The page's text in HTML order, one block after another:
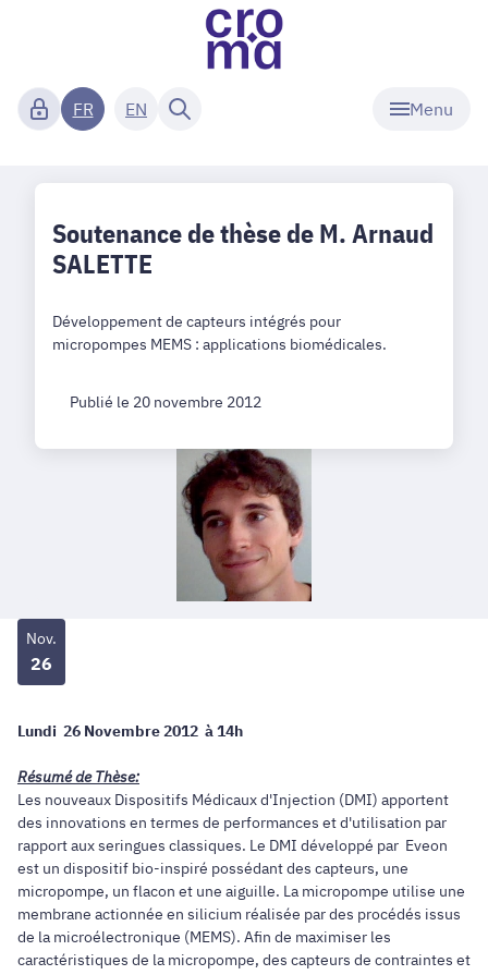
Menu
FR EN
Soutenance de thèse de M. Arnaud
SALETTE
Développement de capteurs intégrés pour
micropompes MEMS : applications biomédicales.
Publié le 20 novembre 2012
Nov.
26
Lundi 26 Novembre 2012 à 14h
Résumé de Thèse:
Les nouveaux Dispositifs Médicaux d'Injection (DMI) apportent
des innovations en termes de performances et d'utilisation par
rapport aux seringues classiques. Le DMI développé par Eveon
est un dispositif bio-inspiré possédant des capteurs, une
micropompe, un flacon et une aiguille. La micropompe utilise une
membrane actionnée en silicium réalisée par des procédés issus
de la microélectronique (MEMS). Afin de maximiser les
caractéristiques de la micropompe, des capteurs de contraintes et